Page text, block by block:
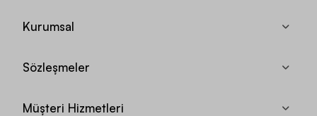
Kurumsal
Sözleşmeler
Müşteri Hizmetleri